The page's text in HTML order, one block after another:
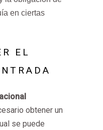
en ciertas
EL
obtener un
se puede